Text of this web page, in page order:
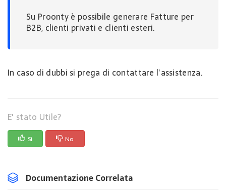
Su Proonty è possibile generare Fatture per
B2B, clienti privati e clienti esteri.
In caso di dubbi si prega di contattare l’assistenza.
E' stato Utile?
Si No
Documentazione Correlata